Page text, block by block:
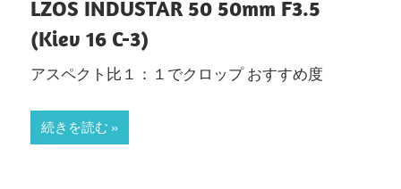
LZOS INDUSTAR 50 50mm F3.5
(Kiev 16 C-3)
アスペクト比１：１でクロップ おすすめ度
続きを読む